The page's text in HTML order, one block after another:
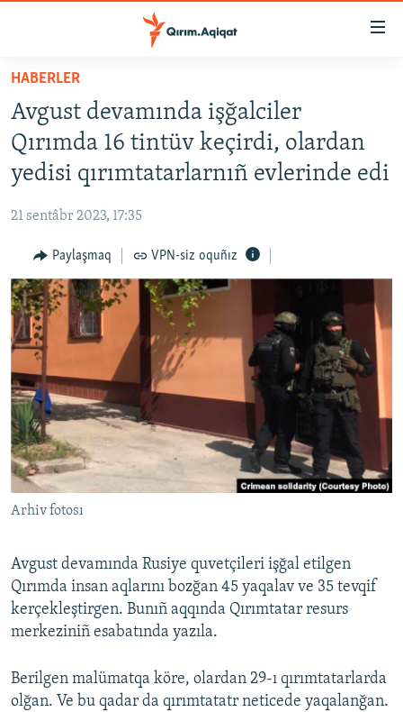
Esas
qaytmaq
Baş
navigatsiyağa
qaytmaq
Qıdıruvğa
SİYASET
İQTİSADİYAT
MEDENİYET
İNSAN AQLARI
VİDEO
SÜRET
BLOGLAR
FİKİR
Русский
Українською
QOŞULIÑIZ!
RFE/RS bütün saytları
HABERLER
Avgust devamında işğalciler
Qırımda 16 tintüv keçirdi, olardan
yedisi qırımtatarlarnıñ evlerinde edi
21 sentâbr 2023, 17:35
Paylaşmaq VPN-siz oquñız
Arhiv fotosı
Avgust devamında Rusiye quvetçileri işğal etilgen
Qırımda insan aqlarını bozğan 45 yaqalav ve 35 tevqif
kerçekleştirgen. Bunıñ aqqında Qırımtatar resurs
merkeziniñ esabatında yazıla.
Berilgen malümatqa köre, olardan 29-ı qırımtatarlarda
olğan. Ve bu qadar da qırımtatatr neticede yaqalanğan.